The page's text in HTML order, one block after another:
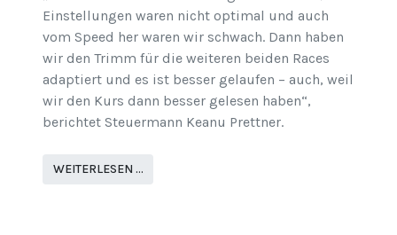
Einstellungen waren nicht optimal und auch
vom Speed her waren wir schwach. Dann haben
wir den Trimm für die weiteren beiden Races
adaptiert und es ist besser gelaufen – auch, weil
wir den Kurs dann besser gelesen haben“,
berichtet Steuermann Keanu Prettner.
WEITERLESEN …